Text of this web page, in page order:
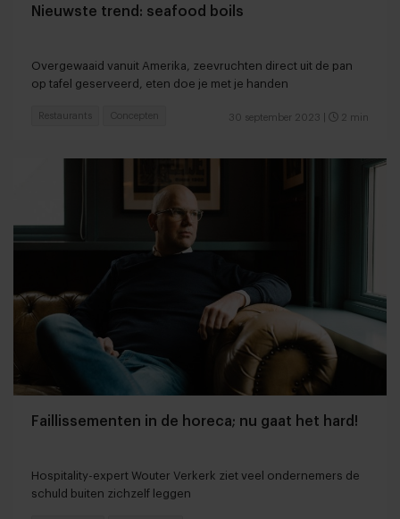
Nieuwste trend: seafood boils
Overgewaaid vanuit Amerika, zeevruchten direct uit de pan
op tafel geserveerd, eten doe je met je handen
30 september 2023 2 min
Restaurants Concepten
Faillissementen in de horeca; nu gaat het hard!
Hospitality-expert Wouter Verkerk ziet veel ondernemers de
schuld buiten zichzelf leggen